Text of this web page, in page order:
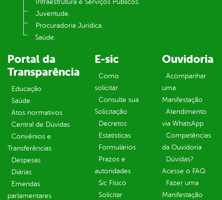
Infraestrutura e Serviços Públicos.
Juventude.
Procuradoria Jurídica.
Saúde.
Portal da
Transparência
Educação
Saúde
Atos normativos
Central de Dúvidas
Convênios e
Transferências
Despesas
Diárias
Emendas
parlamentares
E-sic
Como
solicitar
Consulte sua
Solicitação
Decretos
Estatísticas
Formulários
Prazos e
autoridades
Sic Físico
Solicitar
Ouvidoria
Acompanhar
uma
Manifestação
Atendimento
via WhatsApp
Competências
da Ouvidoria
Dúvidas?
Acesse o FAQ
Fazer uma
Manifestação